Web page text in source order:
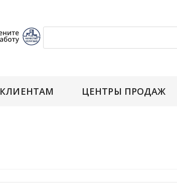
КЛИЕНТАМ ЦЕНТРЫ ПРОДАЖ